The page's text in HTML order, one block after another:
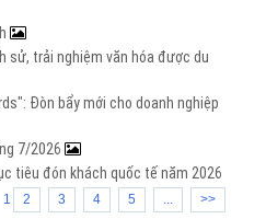
sử, trải nghiệm văn hóa được du
Đòn bẩy mới cho doanh nghiệp
7/2026
tiêu đón khách quốc tế năm 2026
1 2 3 4 5 ... >>